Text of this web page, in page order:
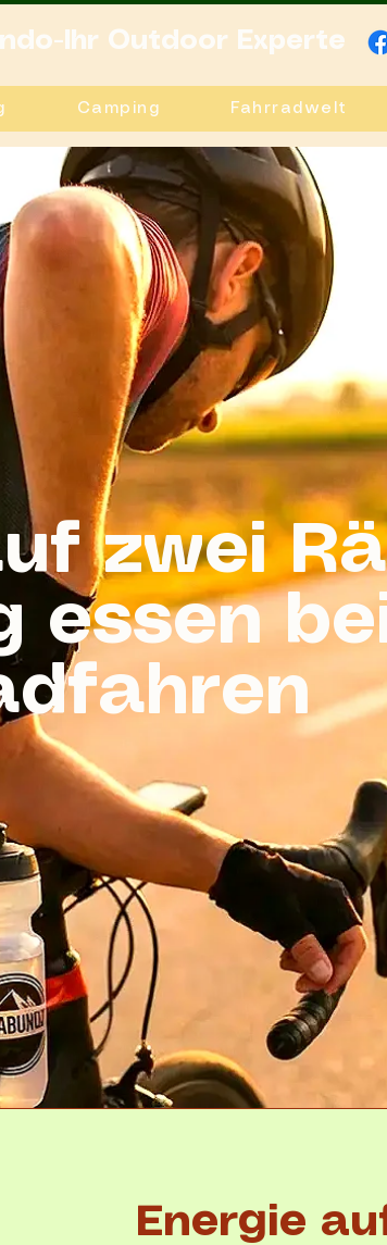
Ihr Outdoor Experte
Camping Fahrradwelt
zwei
essen
Energie